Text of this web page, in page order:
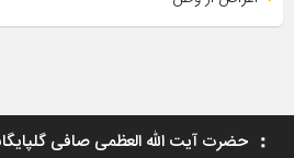
حضرت آیت الله العظمی صافی